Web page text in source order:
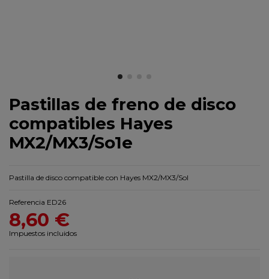
Pastillas de freno de disco
compatibles Hayes
MX2/MX3/So1e
Pastilla de disco compatible con Hayes MX2/MX3/Sol
Referencia ED26
8,60 €
Impuestos incluidos